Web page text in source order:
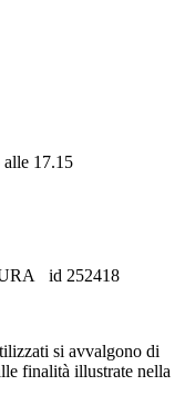
17.15
id 252418
si avvalgono di
finalità illustrate nella